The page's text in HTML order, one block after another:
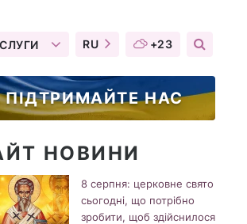
RU +23
ПІДТРИМАЙТЕ НАС
НОВИНИ
8 серпня: церковне свято
сьогодні, що потрібно
зробити, щоб здійснилося